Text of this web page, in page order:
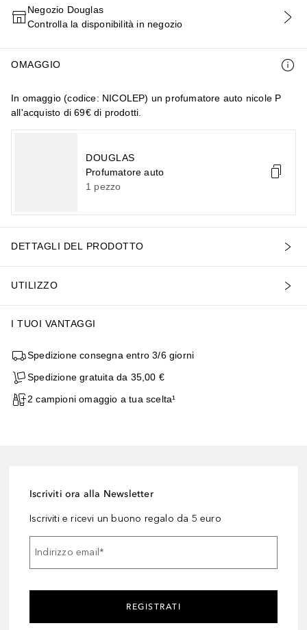
AGGIUNGI AL CARRELLO
Negozio Douglas
Controlla la disponibilità in negozio
OMAGGIO
In omaggio (codice: NICOLEP) un profumatore auto nicole P
all'acquisto di 69€ di prodotti.
DOUGLAS
Profumatore auto
1 pezzo
DETTAGLI DEL PRODOTTO
UTILIZZO
I TUOI VANTAGGI
Spedizione consegna entro 3/6 giorni
Spedizione gratuita da 35,00 €
2 campioni omaggio a tua scelta¹
Iscriviti ora alla Newsletter
Iscriviti e ricevi un buono regalo da 5 euro
Indirizzo email*
REGISTRATI